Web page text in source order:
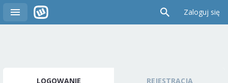
Zaloguj się
LOGOWANIE REJESTRACJA